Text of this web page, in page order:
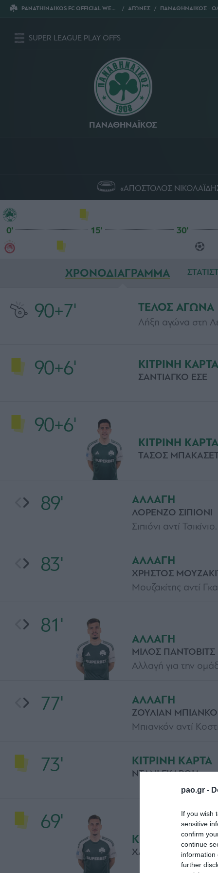
pao.gr -
If you wish
sensitive
confirm
continue
information
further
PANATHINAIKOS FC OFFICIAL WEBSITE ΑΓΩΝΕΣ ΠΑΝΑΘΗΝΑΙΚΟΣ -
SUPER LEAGUE PLAY OFFS
ΠΑΝΑΘΗΝΑΪΚΟΣ
«ΑΠΟΣΤΟΛΟΣ
0' 15' 30'
ΧΡΟΝΟΔΙΑΓΡΑΜΜΑ
69'
ΚΙΤΡΙΝΗ ΚΑΡΤΑ
ΧΑΒΙ ΕΡΝΑΝΤΕΘ
73' ΚΙΤΡΙΝΗ ΚΑΡΤΑ
ΝΤΑΝΙ ΓΚΑΡΘΙΑ
77' ΑΛΛΑΓΗ
ΖΟΥΛΙΑΝ
Μπιανκόν αντί
81'
ΑΛΛΑΓΗ
ΜΙΛΟΣ ΠΑΝΤΟΒΙΤΣ
Αλλαγή για την
83' ΑΛΛΑΓΗ
ΧΡΗΣΤΟΣ
Μουζακίτης αντί
89' ΑΛΛΑΓΗ
ΛΟΡΕΝΖΟ ΣΙΠΙΟΝΙ
Σιπιόνι αντί Τσικίνιο.
90+6'
ΚΙΤΡΙΝΗ ΚΑΡΤΑ
ΤΑΣΟΣ
90+6' ΚΙΤΡΙΝΗ ΚΑΡΤΑ
ΣΑΝΤΙΑΓΚΟ ΕΣΕ
90+7' ΤΕΛΟΣ ΑΓΩΝΑ
Λήξη αγώνα στη